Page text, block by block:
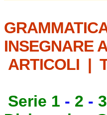
INSEGNARE
ARTICOLI |
Serie 1 - 2 - 3